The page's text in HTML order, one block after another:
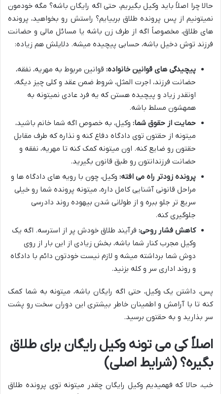
حالا چرا اصلاً باید وکیل بگیریم، حتی اگه رایگان باشه؟ مگه خودمون
نمیتونیم از پس پرونده طلاق بربیایم؟ راستش رو بخواهید، پرونده
های طلاق، مخصوصاً اگه از طرف زن باشه یا مسائل مالی و حضانت
فرزند توش دخیل باشه، حسابی پیچیده میشه. دلایلش هم زیاده:
پیچیدگی های قوانین خانواده: قوانین مربوط به مهریه، نفقه،
حضانت فرزند، اجرت المثل، شروط ضمن عقد و کلی چیز دیگه،
اونقدر زیاد و پیچیده هستن که یه فرد عادی نمیتونه به
همهشون مسلط باشه.
حمایت از حقوق شما: وکیل، به خصوص اگه شما خانم باشید،
میتونه از حقتون توی دادگاه دفاع کنه و نذاره که طرف مقابل
حقتون رو ضایع کنه. اون میتونه کمک کنه تا مهریه، نفقه و
حضانت فرزندانتون رو طبق قانون بگیرید.
پرونده زودتر راه می افته: وکیل، چون با رویه های دادگاه ها و
مراحل قانونی آشنایی کامل داره، میتونه پرونده شما رو خیلی
سریع تر جلو ببره و از طولانی شدن بیهوده روند دادرسی
جلوگیری کنه.
کاهش فشار روحی: فرآیند طلاق خودش پر از استرسه. اگه یک
وکیل مجرب کنار شما باشه، بخش زیادی از این بار از روی
دوش شما برداشته میشه و لازم نیست خودتون دائم با دادگاه
و روند اداری سر و کله بزنید.
پس، داشتن یک وکیل، حتی اگه رایگان باشه، میتونه به شما کمک
کنه تا با آرامش و اطمینان خاطر بیشتری این دوران سخت رو پشت
سر بذارید و به حقتون برسید.
اصلاً کی می تونه وکیل رایگان برای طلاق
بگیره؟ (شرایط اصلی)
خب، حالا که فهمیدیم وکیل رایگان چقدر میتونه توی پرونده طلاق